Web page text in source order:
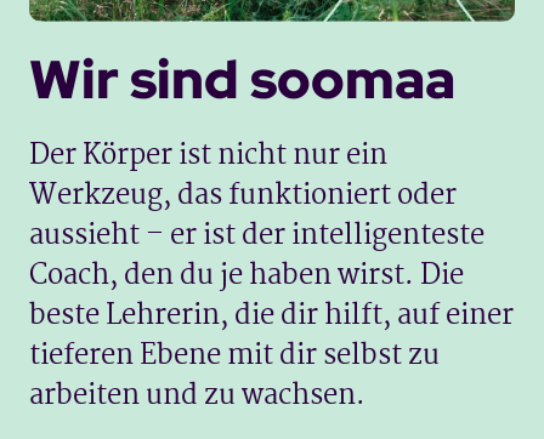
Wir sindsoomaa
Der Körper ist nicht nur ein
Werkzeug, das funktioniert oder
aussieht – er ist der intelligenteste
Coach, den du je haben wirst. Die
beste Lehrerin, die dir hilft, auf einer
tieferen Ebene mit dir selbst zu
arbeiten und zu wachsen.